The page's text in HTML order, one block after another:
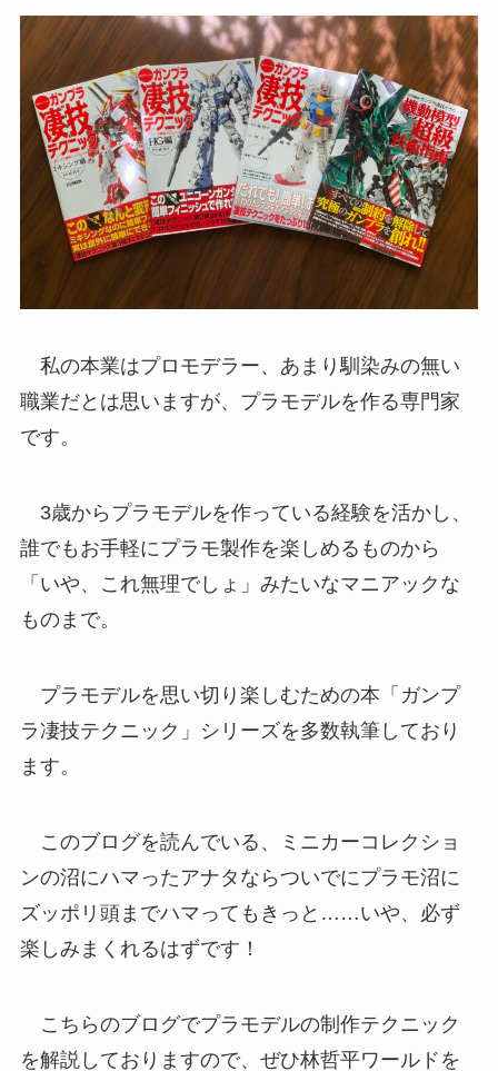
私の本業はプロモデラー、あまり馴染みの無い
職業だとは思いますが、プラモデルを作る専門家
です。
3歳からプラモデルを作っている経験を活かし、
誰でもお手軽にプラモ製作を楽しめるものから
「いや、これ無理でしょ」みたいなマニアックな
ものまで。
プラモデルを思い切り楽しむための本「ガンプ
ラ凄技テクニック」シリーズを多数執筆しており
ます。
このブログを読んでいる、ミニカーコレクショ
ンの沼にハマったアナタならついでにプラモ沼に
ズッポリ頭までハマってもきっと……いや、必ず
楽しみまくれるはずです！
こちらのブログでプラモデルの制作テクニック
を解説しておりますので、ぜひ林哲平ワールドを